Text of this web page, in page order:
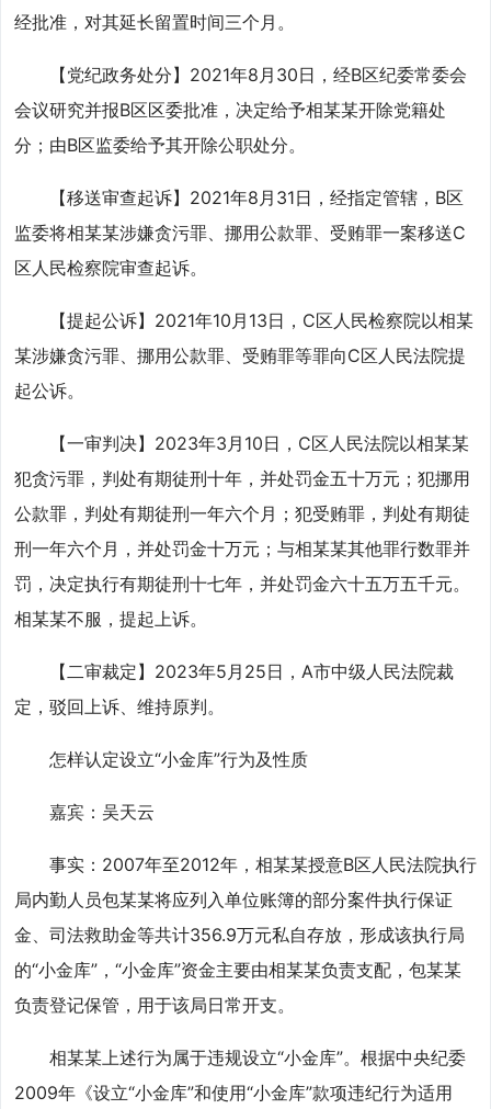
经批准，对其延长留置时间三个月。
【党纪政务处分】2021年8月30日，经B区纪委常委会
会议研究并报B区区委批准，决定给予相某某开除党籍处
分；由B区监委给予其开除公职处分。
【移送审查起诉】2021年8月31日，经指定管辖，B区
监委将相某某涉嫌贪污罪、挪用公款罪、受贿罪一案移送C
区人民检察院审查起诉。
【提起公诉】2021年10月13日，C区人民检察院以相某
某涉嫌贪污罪、挪用公款罪、受贿罪等罪向C区人民法院提
起公诉。
【一审判决】2023年3月10日，C区人民法院以相某某
犯贪污罪，判处有期徒刑十年，并处罚金五十万元；犯挪用
公款罪，判处有期徒刑一年六个月；犯受贿罪，判处有期徒
刑一年六个月，并处罚金十万元；与相某某其他罪行数罪并
罚，决定执行有期徒刑十七年，并处罚金六十五万五千元。
相某某不服，提起上诉。
【二审裁定】2023年5月25日，A市中级人民法院裁
定，驳回上诉、维持原判。
怎样认定设立“小金库”行为及性质
嘉宾：吴天云
事实：2007年至2012年，相某某授意B区人民法院执行
局内勤人员包某某将应列入单位账簿的部分案件执行保证
金、司法救助金等共计356.9万元私自存放，形成该执行局
的“小金库”，“小金库”资金主要由相某某负责支配，包某某
负责登记保管，用于该局日常开支。
相某某上述行为属于违规设立“小金库”。根据中央纪委
2009年《设立“小金库”和使用“小金库”款项违纪行为适用